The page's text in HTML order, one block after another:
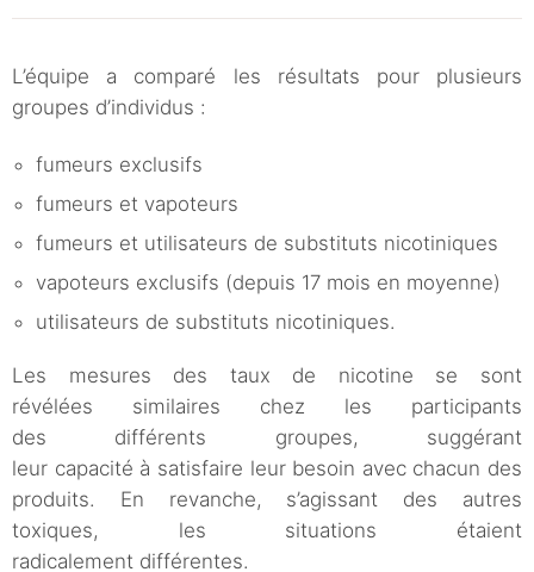
L’équipe a comparé les résultats pour plusieurs
groupes d’individus :
fumeurs exclusifs
fumeurs et vapoteurs
fumeurs et utilisateurs de substituts nicotiniques
vapoteurs exclusifs (depuis 17 mois en moyenne)
utilisateurs de substituts nicotiniques.
Les mesures des taux de nicotine se sont
révélées similaires chez les participants
des différents groupes, suggérant
leur capacité à satisfaire leur besoin avec chacun des
produits. En revanche, s’agissant des autres
toxiques, les situations étaient
radicalement différentes.